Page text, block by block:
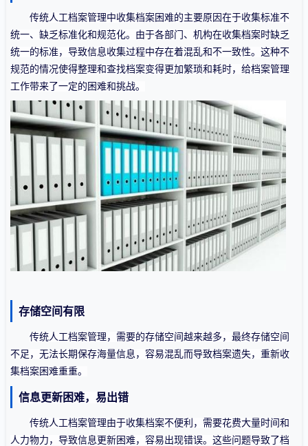
传统人工档案管理中收集档案困难的主要原因在于收集标准不
统一、缺乏标准化和规范化。由于各部门、机构在收集档案时缺乏
统一的标准，导致信息收集过程中存在着混乱和不一致性。这种不
规范的情况使得整理和查找档案变得更加繁琐和耗时，给档案管理
工作带来了一定的困难和挑战。
存储空间有限
传统人工档案管理 ，需要的存储空间越来越多，最终存储空间
不足，无法长期保存海量信息 ，容易混乱而导致档案遗失，重新收
集档案困难重重。
信息更新困难，易出错
传统人工档案管理由于收集档案不便利，需要花费大量时间和
人力物力 ，导致信息更新困难，容易出现错误。这些问题导致了档